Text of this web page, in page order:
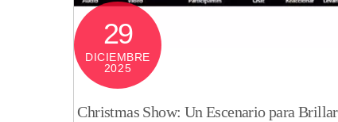
29
DICIEMBRE
2025
Christmas Show: Un Escenario para